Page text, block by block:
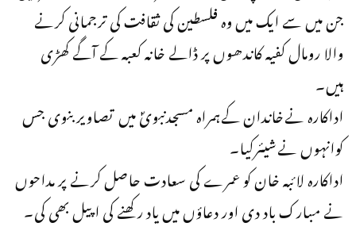
جن میں سے ایک میں وہ فلسطین کی ثقافت کی ترجمانی کرنے
والا رومال کفیہ کاندھوں پر ڈالے خانہ کعبہ کے آگے کھڑی
ہیں۔
اداکارہ نےخاندان کےہمراہ مسجدنبویؐ میں تصاویربنوی جس
کوانہوں نےشیئرکیا۔
اداکارہ لائبہ خان کو عمرے کی سعادت حاصل کرنے پر مداحوں
نے مبارک باد دی اور دعاؤں میں یاد رکھنے کی اپیل بھی کی۔